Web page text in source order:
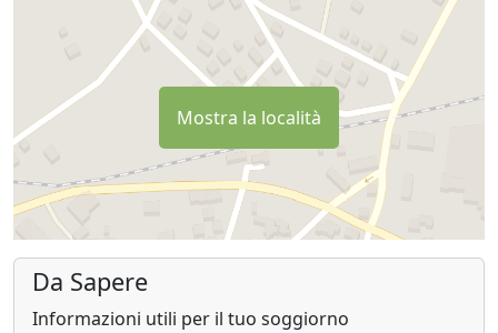
Mostra la località
Da Sapere
Informazioni utili per il tuo soggiorno